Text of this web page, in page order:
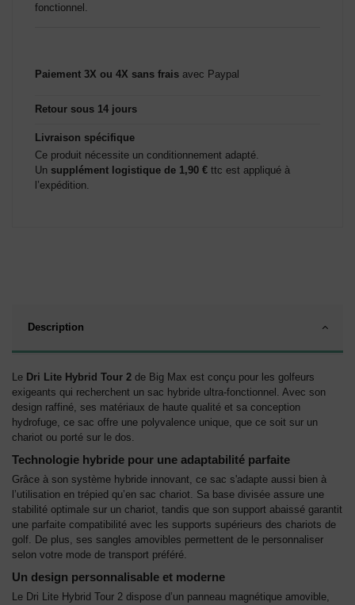
fonctionnel.
Paiement 3X ou 4X sans frais avec Paypal
Retour sous 14 jours
Livraison spécifique
Ce produit nécessite un conditionnement adapté.
Un supplément logistique de 1,90 € ttc est appliqué à
l’expédition.
Description
Le Dri Lite Hybrid Tour 2 de Big Max est conçu pour les golfeurs
exigeants qui recherchent un sac hybride ultra-fonctionnel. Avec son
design raffiné, ses matériaux de haute qualité et sa conception
hydrofuge, ce sac offre une polyvalence unique, que ce soit sur un
chariot ou porté sur le dos.
Technologie hybride pour une adaptabilité parfaite
Grâce à son système hybride innovant, ce sac s'adapte aussi bien à
l’utilisation en trépied qu’en sac chariot. Sa base divisée assure une
stabilité optimale sur un chariot, tandis que son support abaissé garantit
une parfaite compatibilité avec les supports supérieurs des chariots de
golf. De plus, ses sangles amovibles permettent de le personnaliser
selon votre mode de transport préféré.
Un design personnalisable et moderne
Le Dri Lite Hybrid Tour 2 dispose d’un panneau magnétique amovible,